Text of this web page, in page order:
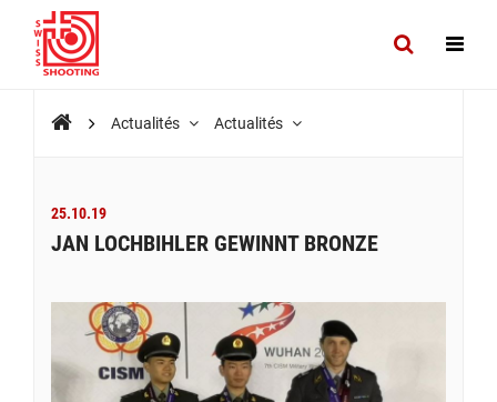
Actualités Actualités
25.10.19
JAN LOCHBIHLER GEWINNT BRONZE